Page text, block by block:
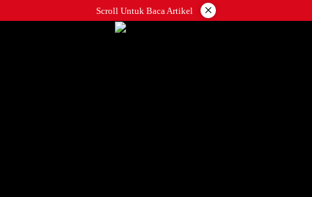
ke
Scroll Untuk Baca Artikel ×